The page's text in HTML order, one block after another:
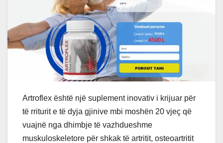
Artroflex është një suplement inovativ i krijuar për
të rriturit e të dyja gjinive mbi moshën 20 vjeç që
vuajnë nga dhimbje të vazhdueshme
muskuloskeletore për shkak të artritit, osteoartritit